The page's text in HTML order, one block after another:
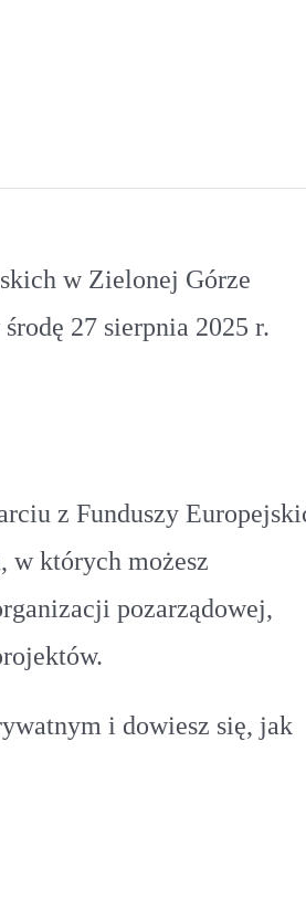
w Zielonej Górze
27 sierpnia 2025 r.
z Funduszy
w których możesz
pozarządowej,
i dowiesz się, jak